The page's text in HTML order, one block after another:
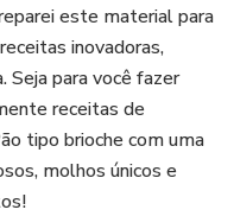
este material para
inovadoras,
Seja para você fazer
receitas de
tipo brioche com uma
molhos únicos e